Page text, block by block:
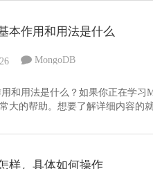
本作用和用法是什么
MongoDB
和用法是什么？如果你正在学
大的帮助。想要了解详细内容的
样，具体如何操作